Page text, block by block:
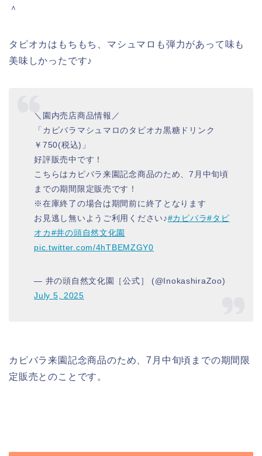
＾
タピオカはもちもち、マシュマロも弾力があって味も
美味しかったです♪
＼園内売店商品情報／
「カピバラマシュマロのタピオカ黒糖ドリンク
￥750(税込)」
好評販売中です！
こちらはカピバラ来園記念商品のため、7月中旬頃
までの期間限定販売です！
※在庫終了の場合は期間前に終了となります
お見逃し無いようご利用ください♪#カピバラ#タピ
オカ#井の頭自然文化園
pic.twitter.com/4hTBEMZGY0
— 井の頭自然文化園［公式］ (@InokashiraZoo)
July 5, 2025
カピバラ来園記念商品のため、7月中旬頃までの期間限
定販売とのことです。